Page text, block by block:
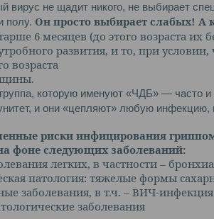
вирус не щадит никого, не выбирает
полу. Он просто выбирает слабых! А
6 месяцев (до этого возраста
развития, и то, при
возраста
которую именуют «ЧДБ» — часто
и они «цепляют» любую инфекцию,
риски инфицирования
фоне следующих заболеваний:
легких, в частности –
патология: тяжелые формы
заболевания, в т.ч. – ВИЧ-инфекция
заболевания